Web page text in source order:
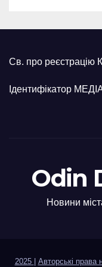
Св. про реєстрацію
Ідентифікатор
Odin
Новини
2025 Авторські права